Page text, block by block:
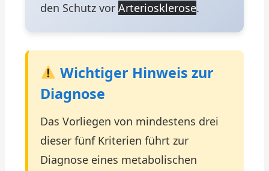
den Schutz vor Arteriosklerose.
Wichtiger Hinweis zur
Diagnose
Das Vorliegen von mindestens drei
dieser fünf Kriterien führt zur
Diagnose eines metabolischen